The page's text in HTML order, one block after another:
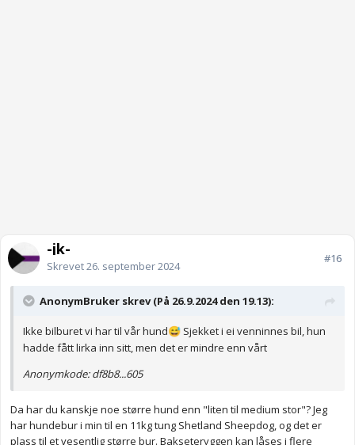
-jk-
Skrevet26. september 2024
#16
AnonymBruker skrev (På 26.9.2024 den 19.13):
Ikke bilburet vi har til vår hund😅 Sjekket i ei venninnes bil, hun
hadde fått lirka inn sitt, men det er mindre enn vårt
Anonymkode: df8b8...605
Da har du kanskje noe større hund enn "liten til medium stor"? Jeg
har hundebur i min til en 11kg tung Shetland Sheepdog, og det er
plass til et vesentlig større bur. Bakseteryggen kan låses i flere